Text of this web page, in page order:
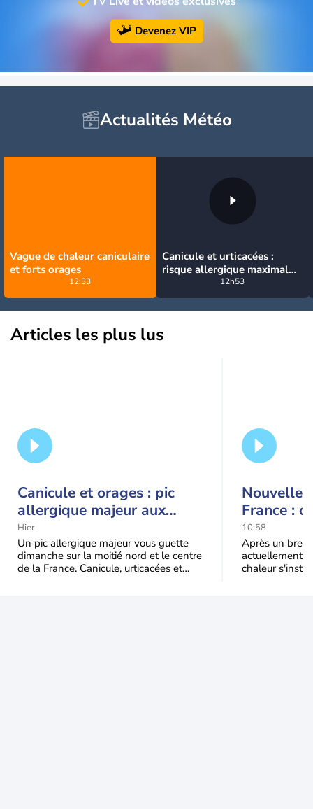
Devenez VIP
Actualités Météo
Vague de chaleur caniculaire
et forts orages
12:33
Canicule et urticacées :
risque allergique maximal
niveau 5 sur presque toute
la France lundi
12h53
Articles les plus lus
Canicule et orages : pic
allergique majeur aux
urticacées sur la moitié
nord
Hier
Un pic allergique majeur vous guette
dimanche sur la moitié nord et le centre
de la France. Canicule, urticacées et
Nouvelle
France :
10:58
Après un bref
actuellement,
chaleur